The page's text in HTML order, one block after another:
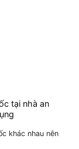
tại nhà an
khác nhau nên